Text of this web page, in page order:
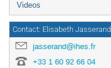
Videos
Contact: Elisabeth Jasserand
jasserand@ihes.fr
+33 1 60 92 66 04